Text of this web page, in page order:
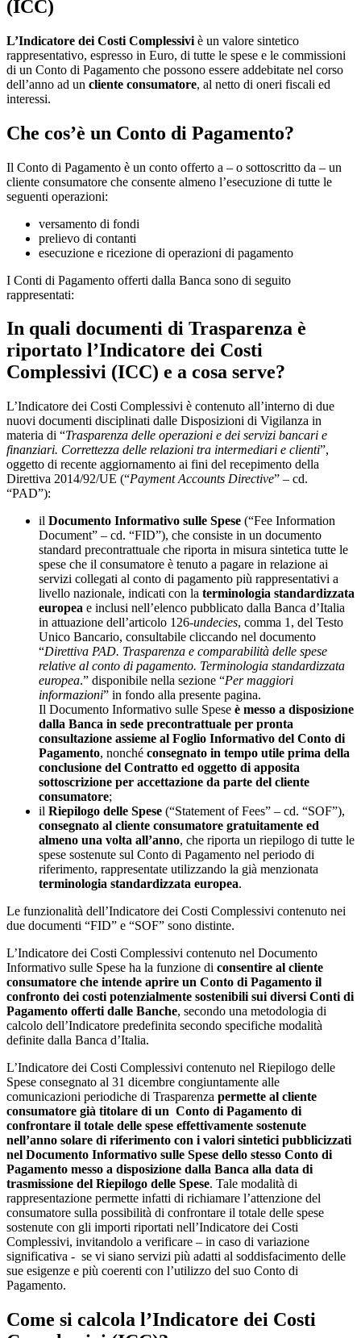
(ICC)
L’Indicatore dei Costi Complessivi è un valore sintetico
rappresentativo, espresso in Euro, di tutte le spese e le commissioni
di un Conto di Pagamento che possono essere addebitate nel corso
dell’anno ad un cliente consumatore, al netto di oneri fiscali ed
interessi.
Che cos’è un Conto di Pagamento?
Il Conto di Pagamento è un conto offerto a – o sottoscritto da – un
cliente consumatore che consente almeno l’esecuzione di tutte le
seguenti operazioni:
versamento di fondi
prelievo di contanti
esecuzione e ricezione di operazioni di pagamento
I Conti di Pagamento offerti dalla Banca sono di seguito
rappresentati:
In quali documenti di Trasparenza è
riportato l’Indicatore dei Costi
Complessivi (ICC) e a cosa serve?
L’Indicatore dei Costi Complessivi è contenuto all’interno di due
nuovi documenti disciplinati dalle Disposizioni di Vigilanza in
materia di “Trasparenza delle operazioni e dei servizi bancari e
finanziari. Correttezza delle relazioni tra intermediari e clienti”,
oggetto di recente aggiornamento ai fini del recepimento della
Direttiva 2014/92/UE (“Payment Accounts Directive” – cd.
“PAD”):
il Documento Informativo sulle Spese (“Fee Information
Document” – cd. “FID”), che consiste in un documento
standard precontrattuale che riporta in misura sintetica tutte le
spese che il consumatore è tenuto a pagare in relazione ai
servizi collegati al conto di pagamento più rappresentativi a
livello nazionale, indicati con la terminologia standardizzata
europea e inclusi nell’elenco pubblicato dalla Banca d’Italia
in attuazione dell’articolo 126-undecies, comma 1, del Testo
Unico Bancario, consultabile cliccando nel documento
“Direttiva PAD. Trasparenza e comparabilità delle spese
relative al conto di pagamento. Terminologia standardizzata
europea.” disponibile nella sezione “Per maggiori
informazioni” in fondo alla presente pagina.
Il Documento Informativo sulle Spese è messo a disposizione
dalla Banca in sede precontrattuale per pronta
consultazione assieme al Foglio Informativo del Conto di
Pagamento, nonché consegnato in tempo utile prima della
conclusione del Contratto ed oggetto di apposita
sottoscrizione per accettazione da parte del cliente
consumatore;
il Riepilogo delle Spese (“Statement of Fees” – cd. “SOF”),
consegnato al cliente consumatore gratuitamente ed
almeno una volta all’anno, che riporta un riepilogo di tutte le
spese sostenute sul Conto di Pagamento nel periodo di
riferimento, rappresentate utilizzando la già menzionata
terminologia standardizzata europea.
Le funzionalità dell’Indicatore dei Costi Complessivi contenuto nei
due documenti “FID” e “SOF” sono distinte.
L’Indicatore dei Costi Complessivi contenuto nel Documento
Informativo sulle Spese ha la funzione di consentire al cliente
consumatore che intende aprire un Conto di Pagamento il
confronto dei costi potenzialmente sostenibili sui diversi Conti di
Pagamento offerti dalle Banche, secondo una metodologia di
calcolo dell’Indicatore predefinita secondo specifiche modalità
definite dalla Banca d’Italia.
L’Indicatore dei Costi Complessivi contenuto nel Riepilogo delle
Spese consegnato al 31 dicembre congiuntamente alle
comunicazioni periodiche di Trasparenza permette al cliente
consumatore già titolare di un Conto di Pagamento di
confrontare il totale delle spese effettivamente sostenute
nell’anno solare di riferimento con i valori sintetici pubblicizzati
nel Documento Informativo sulle Spese dello stesso Conto di
Pagamento messo a disposizione dalla Banca alla data di
trasmissione del Riepilogo delle Spese. Tale modalità di
rappresentazione permette infatti di richiamare l’attenzione del
consumatore sulla possibilità di confrontare il totale delle spese
sostenute con gli importi riportati nell’Indicatore dei Costi
Complessivi, invitandolo a verificare – in caso di variazione
significativa - se vi siano servizi più adatti al soddisfacimento delle
sue esigenze e più coerenti con l’utilizzo del suo Conto di
Pagamento.
Come si calcola l’Indicatore dei Costi